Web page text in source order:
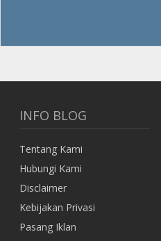
INFO BLOG
Tentang Kami
Hubungi Kami
Disclaimer
Kebijakan Privasi
Pasang Iklan